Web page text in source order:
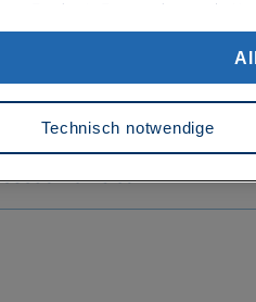
in
Roßstr. 4,
38350 Helmstedt
Zwecken. Im Zusammenhang mit der
werden können- Ihre Einwilligung
widerrufen. Weitere Informationen zu
Impressum
Technisch notwendige